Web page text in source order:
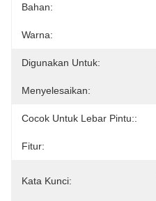
Bahan:
Warna:
Digunakan Untuk:
Menyelesaikan:
Cocok Untuk Lebar Pintu::
Fitur:
Kata Kunci: